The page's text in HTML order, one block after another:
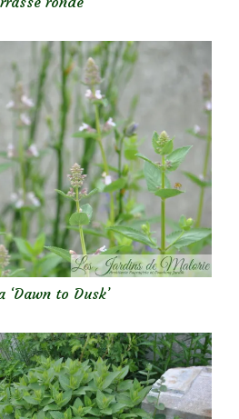
‘Dawn to Dusk’